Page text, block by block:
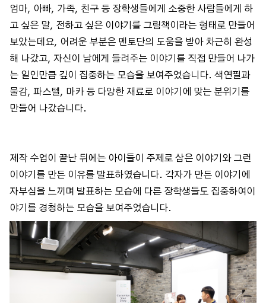
엄마, 아빠, 가족, 친구 등 장학생들에게 소중한 사람들에게 하
고 싶은 말, 전하고 싶은 이야기를 그림책이라는 형태로 만들어
보았는데요, 어려운 부분은 멘토단의 도움을 받아 차근히 완성
해 나갔고, 자신이 남에게 들려주는 이야기를 직접 만들어 나가
는 일인만큼 깊이 집중하는 모습을 보여주었습니다. 색연필과
물감, 파스텔, 마카 등 다양한 재료로 이야기에 맞는 분위기를
만들어 나갔습니다.
제작 수업이 끝난 뒤에는 아이들이 주제로 삼은 이야기와 그런
이야기를 만든 이유를 발표하였습니다. 각자가 만든 이야기에
자부심을 느끼며 발표하는 모습에 다른 장학생들도 집중하여이
야기를 경청하는 모습을 보여주었습니다.